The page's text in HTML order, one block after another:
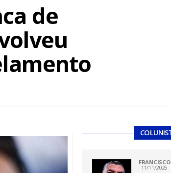
de
11/11/2025